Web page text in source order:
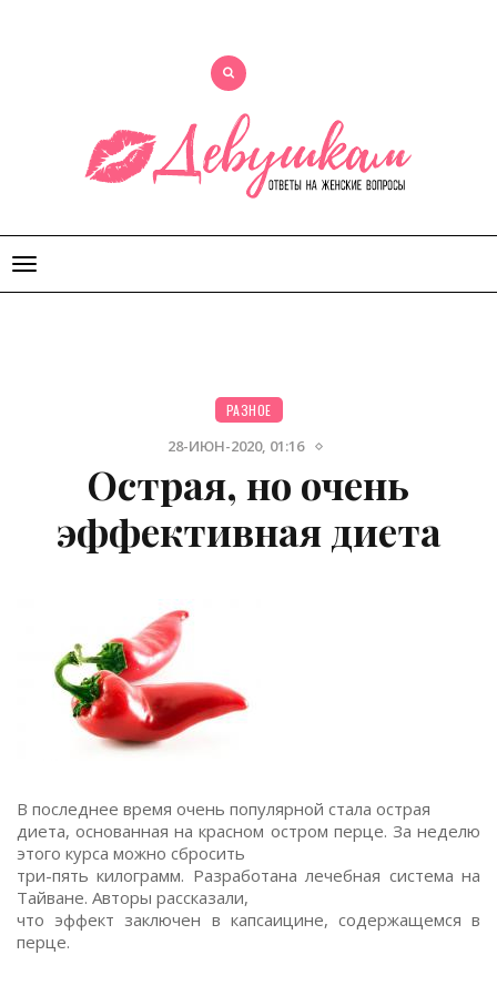
Открыть
меню
РАЗНОЕ
28-ИЮН-2020, 01:16
Острая, но очень
эффективная диета
В последнее время очень популярной стала острая
диета, основанная на красном остром перце. За неделю
этого курса можно сбросить
три-пять килограмм. Разработана лечебная система на
Тайване. Авторы рассказали,
что эффект заключен в капсаицине, содержащемся в
перце.